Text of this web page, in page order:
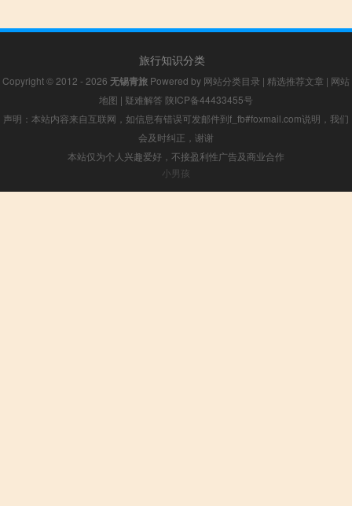
旅行知识分类
Copyright © 2012 - 2026 无锡青旅 Powered by 网站分类目录 | 精选推荐文章 | 网站
地图 | 疑难解答 陕ICP备44433455号
声明：本站内容来自互联网，如信息有错误可发邮件到f_fb#foxmail.com说明，我们
会及时纠正，谢谢
本站仅为个人兴趣爱好，不接盈利性广告及商业合作
小男孩